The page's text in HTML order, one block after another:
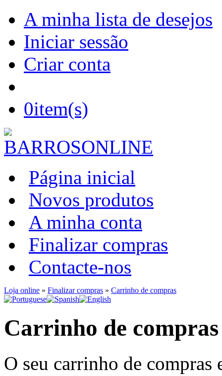
A minha lista de desejos
Iniciar sessão
Criar conta
0item(s)
Página inicial
Novos produtos
A minha conta
Finalizar compras
Contacte-nos
Loja online » Finalizar compras » Carrinho de compras
Carrinho de compras
O seu carrinho de compras